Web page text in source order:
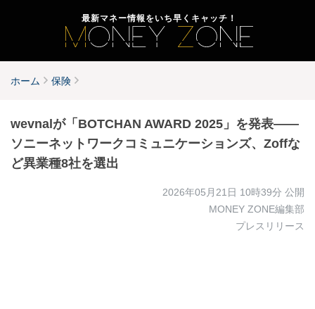
最新マネー情報をいち早くキャッチ！
ホーム 保険
wevnalが「BOTCHAN AWARD 2025」を発表――
ソニーネットワークコミュニケーションズ、Zoffな
ど異業種8社を選出
2026年05月21日 10時39分 公開
MONEY ZONE編集部
プレスリリース